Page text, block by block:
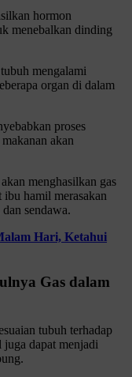
hormon
menebalkan dinding
mengalami
organ di dalam
proses
akan
menghasilkan gas
hamil merasakan
sendawa.
Hari, Ketahui
Gas dalam
tubuh terhadap
dapat menjadi